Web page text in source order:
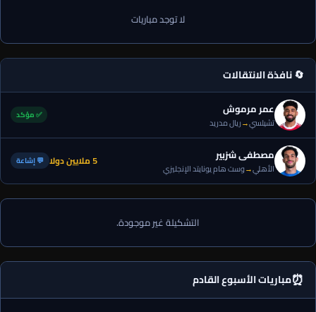
لا توجد مباريات
🔄 نافذة الانتقالات
عمر مرموش
تشيلسي→ريال مدريد
✅ مؤكد
مصطفى شزبير
الأهلي→وست هام يونايتد الإنجليزي 5 ملايين دولا 💬 إشاعة
التشكيلة غير موجودة.
⏰مباريات الأسبوع القادم